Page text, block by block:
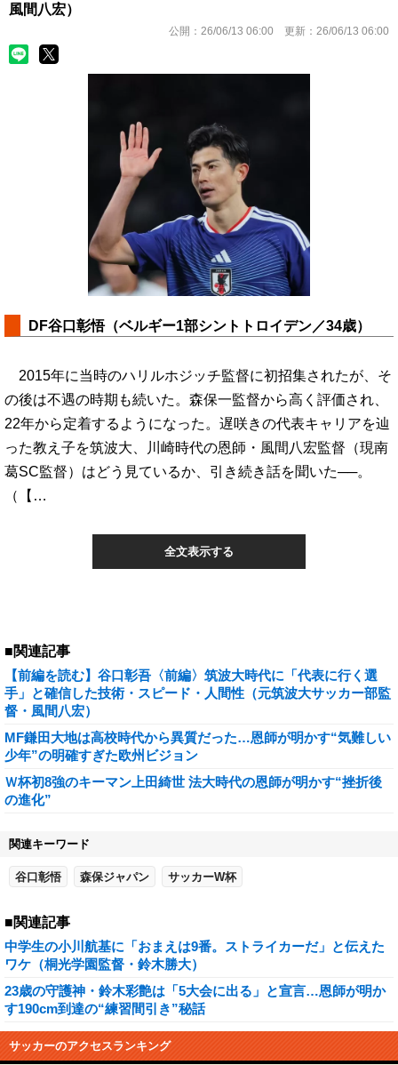
風間八宏）
公開： 26/06/13 06:00 更新： 26/06/13 06:00
DF谷口彰悟（ベルギー1部シントトロイデン／34歳）
2015年に当時のハリルホジッチ監督に初招集されたが、そ
の後は不遇の時期も続いた。森保一監督から高く評価され、
22年から定着するようになった。遅咲きの代表キャリアを辿
った教え子を筑波大、川崎時代の恩師・風間八宏監督（現南
葛SC監督）はどう見ているか、引き続き話を聞いた──。
（【…
全文表示する
■関連記事
【前編を読む】谷口彰吾〈前編〉筑波大時代に「代表に行く選
手」と確信した技術・スピード・人間性（元筑波大サッカー部監
督・風間八宏）
MF鎌田大地は高校時代から異質だった…恩師が明かす“気難しい
少年”の明確すぎた欧州ビジョン
Ｗ杯初8強のキーマン上田綺世 法大時代の恩師が明かす“挫折後
の進化”
関連キーワード
谷口彰悟 森保ジャパン サッカーW杯
■関連記事
中学生の小川航基に「おまえは9番。ストライカーだ」と伝えた
ワケ（桐光学園監督・鈴木勝大）
23歳の守護神・鈴木彩艶は「5大会に出る」と宣言…恩師が明か
す190cm到達の“練習間引き”秘話
サッカーのアクセスランキング